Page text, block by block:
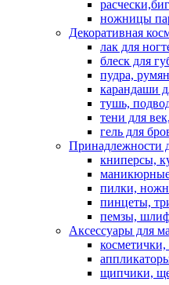
ножницы
Декоративная
лак для
блеск для
пудра,
карандаши
тушь,
тени для
гель для
Принадлежности
книперсы,
пилки,
пинцеты,
пемзы,
Аксессуары для
щипчики,